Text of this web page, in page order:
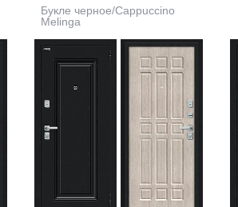
Букле черное/Cappuccino
Melinga